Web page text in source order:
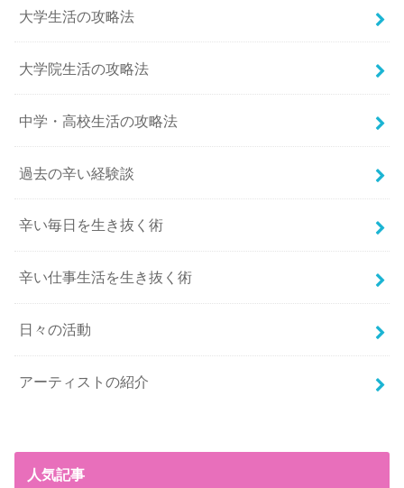
大学生活の攻略法
大学院生活の攻略法
中学・高校生活の攻略法
過去の辛い経験談
辛い毎日を生き抜く術
辛い仕事生活を生き抜く術
日々の活動
アーティストの紹介
人気記事